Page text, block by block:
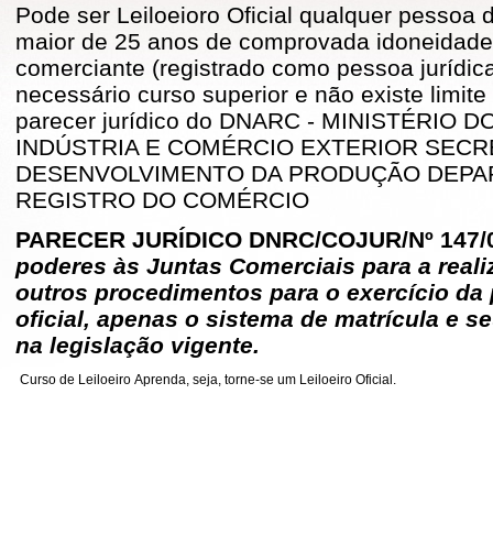
Pode ser Leiloeioro Oficial qualquer pessoa
maior de 25 anos de comprovada
comerciante (registrado como pessoa
necessário curso superior e não existe
parecer jurídico do DNARC - MINISTÉRIO
INDÚSTRIA E COMÉRCIO EXTERIOR
DESENVOLVIMENTO DA PRODUÇÃO
REGISTRO DO COMÉRCIO
PARECER JURÍDICO DNRC/COJUR/Nº
poderes às Juntas Comerciais para a
outros procedimentos para o exercício
oficial, apenas o sistema de matrícula e
na legislação vigente.
Curso de Leiloeiro Aprenda, seja, torne-se um Leiloeiro Oficial.